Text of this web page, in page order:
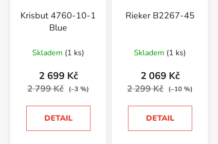
Krisbut 4760-10-1
Blue
Skladem (1 ks)
2 699 Kč
2 799 Kč (–3 %)
DETAIL
Rieker B2267-45
Skladem (1 ks)
2 069 Kč
2 299 Kč (–10 %)
DETAIL